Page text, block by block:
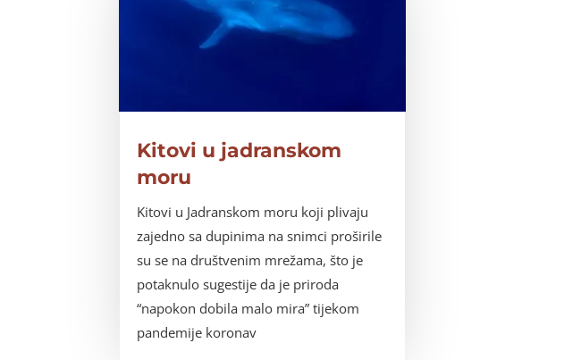
Kitovi u jadranskom
moru
Kitovi u Jadranskom moru koji plivaju
zajedno sa dupinima na snimci proširile
su se na društvenim mrežama, što je
potaknulo sugestije da je priroda
“napokon dobila malo mira” tijekom
pandemije koronav